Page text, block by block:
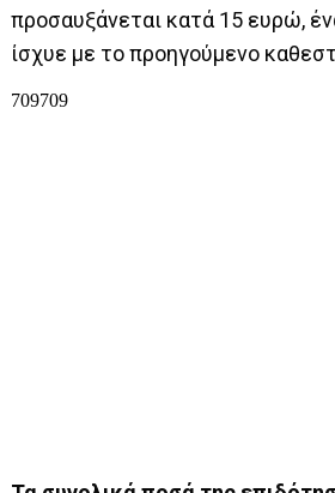
προσαυξάνεται κατά 15 ευρώ,
ίσχυε με το προηγούμενο